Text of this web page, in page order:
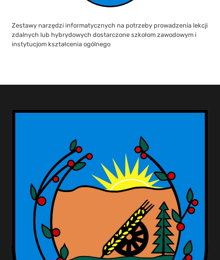
Zestawy narzędzi informatycznych na potrzeby prowadzenia lekcji
zdalnych lub hybrydowych dostarczone szkołom zawodowym i
instytucjom kształcenia ogólnego